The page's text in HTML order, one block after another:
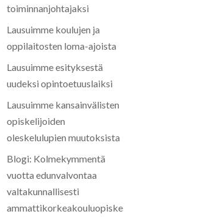
toiminnanjohtajaksi
Lausuimme koulujen ja
oppilaitosten loma-ajoista
Lausuimme esityksestä
uudeksi opintoetuuslaiksi
Lausuimme kansainvälisten
opiskelijoiden
oleskelulupien muutoksista
Blogi: Kolmekymmentä
vuotta edunvalvontaa
valtakunnallisesti
ammattikorkeakouluopiske